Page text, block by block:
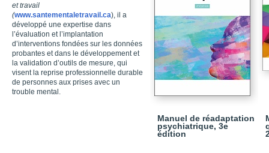
et travail
(www.santementaletravail.ca), il a
développé une expertise dans
l’évaluation et l’implantation
d’interventions fondées sur les données
probantes et dans le développement et
la validation d’outils de mesure, qui
visent la reprise professionnelle durable
de personnes aux prises avec un
trouble mental.
Manuel de réadaptation
psychiatrique, 3e
édition